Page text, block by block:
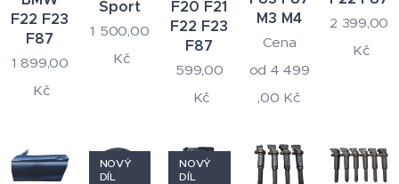
F22 F23
F87
1 899,00
Kč
Sport
1 500,00
Kč
F20 F21
F22 F23
F87
599,00
Kč
M3 M4
Cena
od 4 499
,00 Kč
2 399,00
Kč
NOVÝ
DÍL
NOVÝ
DÍL